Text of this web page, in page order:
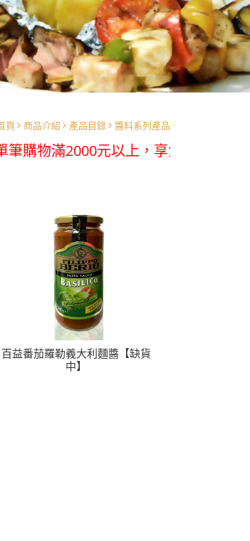
頁 商品介紹 產品目錄 醬料系列產品
元以上，享免運優惠
百益番茄羅勒義大利麵醬【缺貨
中】